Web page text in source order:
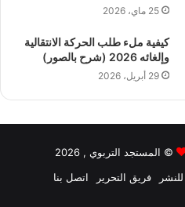
25 ماي، 2026
كيفية ملء طلب الحركة الانتقالية
وإلغائه 2026 (شرح بالصور)
29 أبريل، 2026
© المستجد التربوي , 2026
للنشر فريق التحرير اتصل بنا